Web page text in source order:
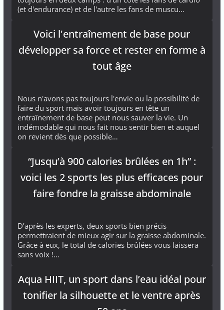
(et d'endurance) et de l'autre les fans de muscu…
Voici l'entraînement de base pour
développer sa force et rester en forme à
tout âge
Nous n'avons pas toujours l'envie ou la possibilité de
faire du sport mais avoir toujours en tête un
entraînement de base peut nous sauver la vie. Un
indémodable qui nous fait nous sentir bien et auquel
on revient dès que possible…
“Jusqu’à 900 calories brûlées en 1h” :
voici les 2 sports les plus efficaces pour
faire fondre la graisse abdominale
D’après les experts, deux sports bien précis
permettraient de mieux agir sur la graisse abdominale.
Grâce à eux, le total de calories brûlées vous laissera
sans voix !…
Aqua HIIT, un sport dans l’eau idéal pour
tonifier la silhouette et le ventre après